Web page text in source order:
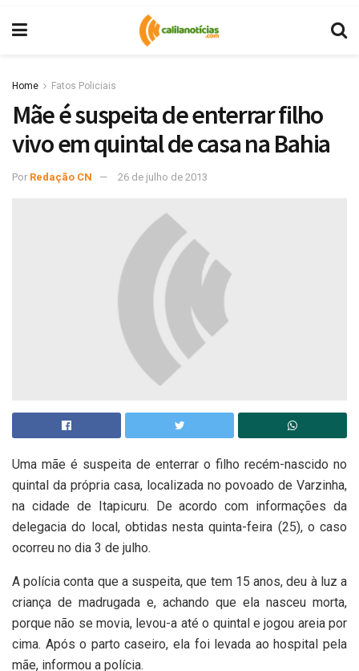
Home Fatos Policiais
Mãe é suspeita de enterrar filho
vivo em quintal de casa na Bahia
Por Redação CN 26 de julho de 2013
Uma mãe é suspeita de enterrar o filho recém-nascido no
quintal da própria casa, localizada no povoado de Varzinha,
na cidade de Itapicuru. De acordo com informações da
delegacia do local, obtidas nesta quinta-feira (25), o caso
ocorreu no dia 3 de julho.
A polícia conta que a suspeita, que tem 15 anos, deu à luz a
criança de madrugada e, achando que ela nasceu morta,
porque não se movia, levou-a até o quintal e jogou areia por
cima. Após o parto caseiro, ela foi levada ao hospital pela
mãe, informou a polícia.